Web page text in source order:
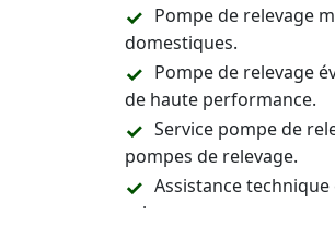
Pompe de relevage
domestiques.
Pompe de relevage
de haute performance.
Service pompe de
pompes de relevage.
Assistance
relevage.